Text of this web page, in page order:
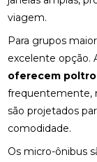
viagem.
Para grupos
excelente opção.
oferecem
frequentemente,
são projetados
comodidade.
Os micro-ônibus